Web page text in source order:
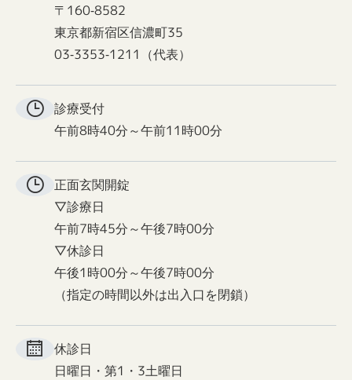
〒160-8582
東京都新宿区信濃町35
03-3353-1211（代表）
診療受付
午前8時40分～午前11時00分
正面玄関開錠
▽診療日
午前7時45分～午後7時00分
▽休診日
午後1時00分～午後7時00分
（指定の時間以外は出入口を閉鎖）
休診日
日曜日・第1・3土曜日